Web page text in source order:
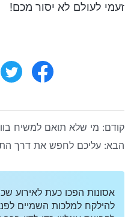
זעמי לעולם לא יסור מכם!
קודם: מי שלא תואם למשיח
הבא: עליכם לחפש את דרך
אסונות הפכו כעת לאירוע
להילקח למלכות השמיים